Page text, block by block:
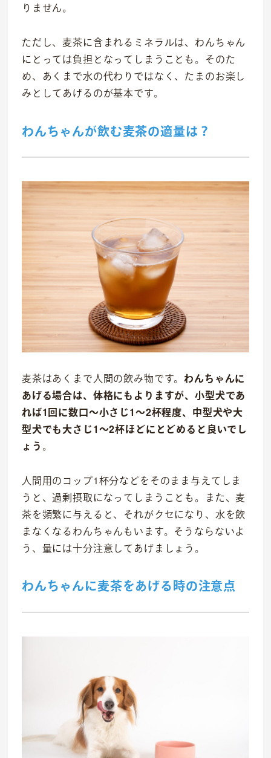
会社概要
社会貢献活動
お問い合わせ
りません。
ただし、麦茶に含まれるミネラルは、わんちゃん
にとっては負担となってしまうことも。そのた
め、あくまで水の代わりではなく、たまのお楽し
みとしてあげるのが基本です。
わんちゃんが飲む麦茶の適量は？
麦茶はあくまで人間の飲み物です。わんちゃんに
あげる場合は、体格にもよりますが、小型犬であ
れば1回に数口〜小さじ1〜2杯程度、中型犬や大
型犬でも大さじ1〜2杯ほどにとどめると良いでし
ょう 。
人間用のコップ1杯分などをそのまま与えてしま
うと、過剰摂取になってしまうことも。また、麦
茶を頻繁に与えると、それがクセになり、水を飲
まなくなるわんちゃんもいます。そうならないよ
う、量には十分注意してあげましょう。
わんちゃんに麦茶をあげる時の注意点